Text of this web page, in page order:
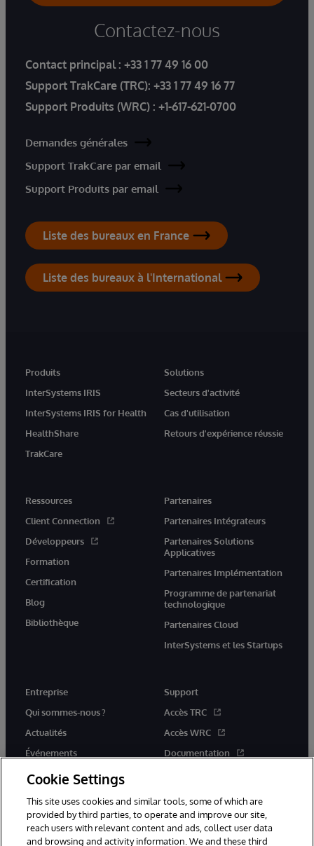
Contactez-nous
Contact principal : +33 1 77 49 16 00
Support TrakCare (TRC): +33 1 77 49 16 77
Support Produits (WRC) : +1-617-621-0700
Demandes générales
Support TrakCare par email
Support Produits par email
Liste des bureaux en France
Liste des bureaux à l'International
Produits
InterSystems IRIS
InterSystems IRIS for Health
HealthShare
TrakCare
Solutions
Secteurs d'activité
Cas d'utilisation
Retours d'expérience réussie
Ressources
Client Connection
Développeurs
Formation
Certification
Blog
Bibliothèque
Partenaires
Partenaires Intégrateurs
Partenaires Solutions
Applicatives
Partenaires Implémentation
Programme de partenariat
technologique
Partenaires Cloud
InterSystems et les Startups
Entreprise
Qui sommes-nous ?
Actualités
Événements
Rejoignez-nous
Support
Accès TRC
Accès WRC
Documentation
Cookie Settings
This site uses cookies and similar tools, some of which are
provided by third parties, to operate and improve our site,
reach users with relevant content and ads, collect user data
and browsing and activity information. We and these third